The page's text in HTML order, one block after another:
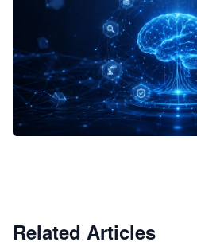
Related Articles